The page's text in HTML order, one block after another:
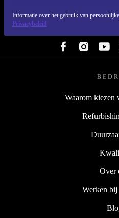
Informatie over het gebruik van
Privacybeleid
Waarom kiezen
Over
Werken